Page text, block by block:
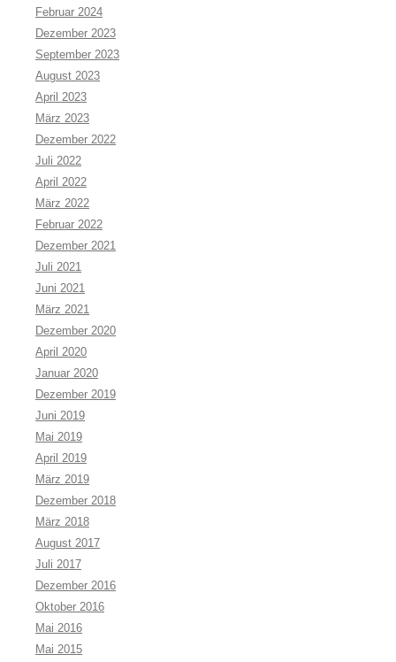
Februar 2024
Dezember 2023
September 2023
August 2023
April 2023
März 2023
Dezember 2022
Juli 2022
April 2022
März 2022
Februar 2022
Dezember 2021
Juli 2021
Juni 2021
März 2021
Dezember 2020
April 2020
Januar 2020
Dezember 2019
Juni 2019
Mai 2019
April 2019
März 2019
Dezember 2018
März 2018
August 2017
Juli 2017
Dezember 2016
Oktober 2016
Mai 2016
Mai 2015